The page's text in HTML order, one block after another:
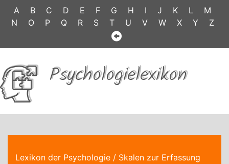
A B C D E F G H I J K L
M
N
O P Q R S T U V W X Y Z
Psychologielexikon
Lexikon der Psychologie / Skalen zur Erfassung